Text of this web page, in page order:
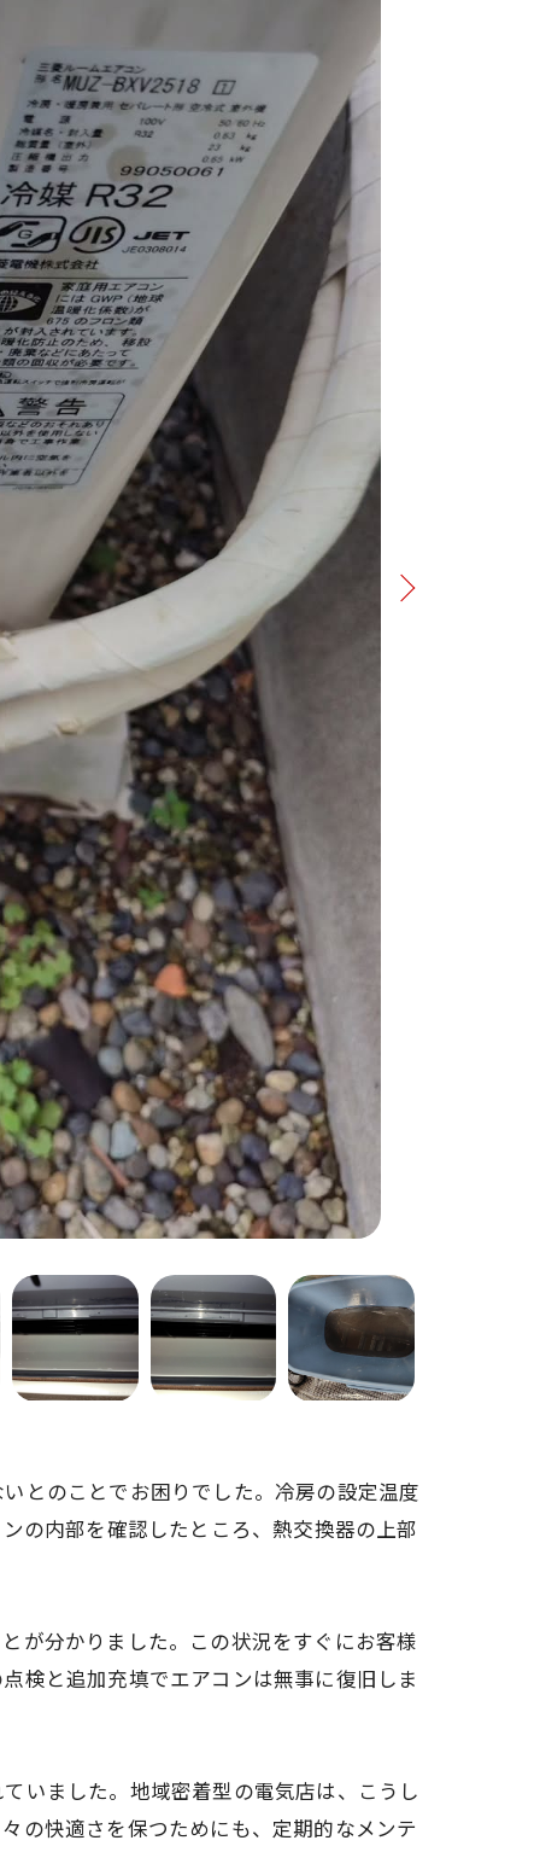
とのことでお困りでした。冷房の設定温度
の内部を確認したところ、熱交換器の上部
が分かりました。この状況をすぐにお客様
検と追加充填でエアコンは無事に復旧しま
いました。地域密着型の電気店は、こうし
の快適さを保つためにも、定期的なメンテ